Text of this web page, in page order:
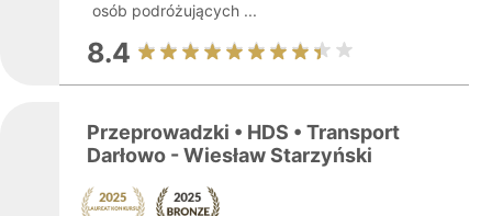
osób podróżujących ...
8.4
Przeprowadzki • HDS • Transport
Darłowo - Wiesław Starzyński